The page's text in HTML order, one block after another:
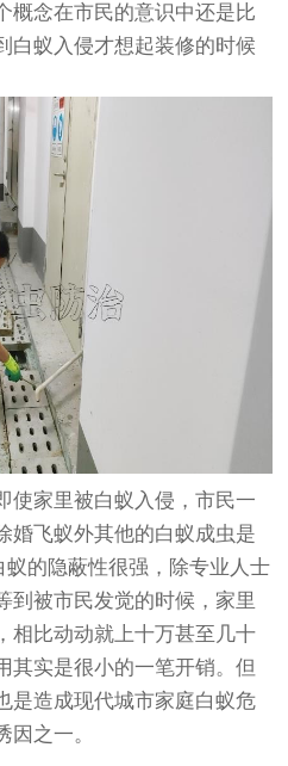
概念在市民的意识中还是比
白蚁入侵才想起装修的时候
使家里被白蚁入侵，市民一
婚飞蚁外其他的白蚁成虫是
蚁的隐蔽性很强，除专业人士
到被市民发觉的时候，家里
相比动动就上十万甚至几十
其实是很小的一笔开销。但
是造成现代城市家庭白蚁危
之一。